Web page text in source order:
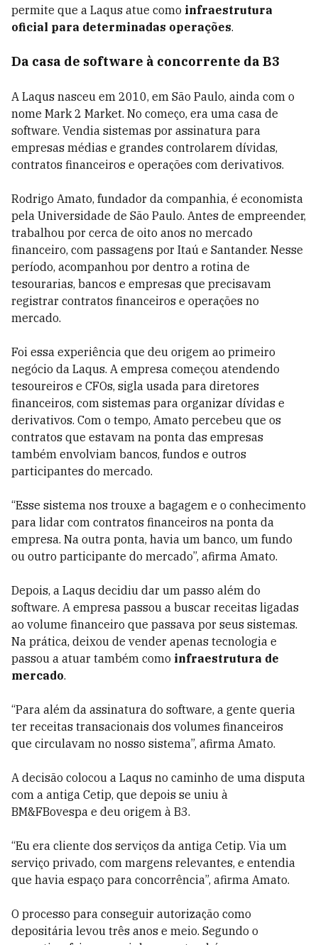
permite que a Laqus atue como infraestrutura
oficial para determinadas operações.
Da casa de software à concorrente da B3
A Laqus nasceu em 2010, em São Paulo, ainda com o
nome Mark 2 Market. No começo, era uma casa de
software. Vendia sistemas por assinatura para
empresas médias e grandes controlarem dívidas,
contratos financeiros e operações com derivativos.
Rodrigo Amato, fundador da companhia, é economista
pela Universidade de São Paulo. Antes de empreender,
trabalhou por cerca de oito anos no mercado
financeiro, com passagens por Itaú e Santander. Nesse
período, acompanhou por dentro a rotina de
tesourarias, bancos e empresas que precisavam
registrar contratos financeiros e operações no
mercado.
Foi essa experiência que deu origem ao primeiro
negócio da Laqus. A empresa começou atendendo
tesoureiros e CFOs, sigla usada para diretores
financeiros, com sistemas para organizar dívidas e
derivativos. Com o tempo, Amato percebeu que os
contratos que estavam na ponta das empresas
também envolviam bancos, fundos e outros
participantes do mercado.
“Esse sistema nos trouxe a bagagem e o conhecimento
para lidar com contratos financeiros na ponta da
empresa. Na outra ponta, havia um banco, um fundo
ou outro participante do mercado”, afirma Amato.
Depois, a Laqus decidiu dar um passo além do
software. A empresa passou a buscar receitas ligadas
ao volume financeiro que passava por seus sistemas.
Na prática, deixou de vender apenas tecnologia e
passou a atuar também como infraestrutura de
mercado.
“Para além da assinatura do software, a gente queria
ter receitas transacionais dos volumes financeiros
que circulavam no nosso sistema”, afirma Amato.
A decisão colocou a Laqus no caminho de uma disputa
com a antiga Cetip, que depois se uniu à
BM&FBovespa e deu origem à B3.
“Eu era cliente dos serviços da antiga Cetip. Via um
serviço privado, com margens relevantes, e entendia
que havia espaço para concorrência”, afirma Amato.
O processo para conseguir autorização como
depositária levou três anos e meio. Segundo o